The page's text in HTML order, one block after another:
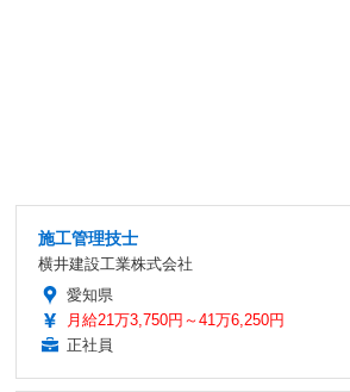
施工管理技士
横井建設工業株式会社
愛知県
月給21万3,750円～41万6,250円
正社員